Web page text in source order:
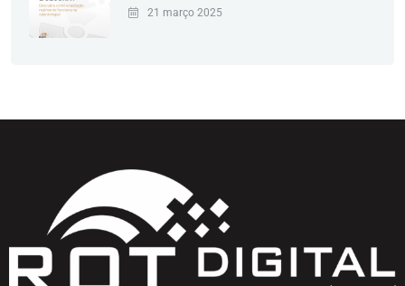
21 março 2025